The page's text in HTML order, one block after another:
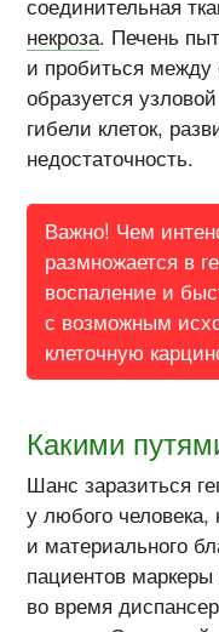
некроза. Печень
и пробиться
образуется
гибели клеток,
недостаточность.
Важно! Чем
размножается в
воспаление и
с возможным
клеточную
Какими
Шанс заразиться
у любого
и материального
пациентов
во время